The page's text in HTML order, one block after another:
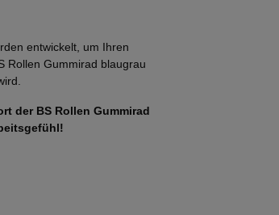
entwickelt, um Ihren
Rollen Gummirad blaugrau
der BS Rollen Gummirad